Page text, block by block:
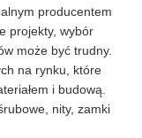
producentem
projekty, wybór
może być trudny.
na rynku, które
i budową.
nity, zamki